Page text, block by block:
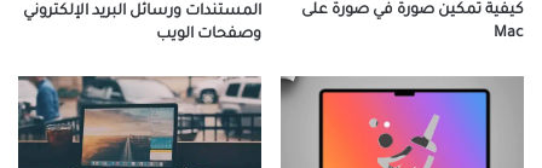
كيفية تمكين صورة في صورة على
Mac
المستندات ورسائل البريد الإلكتروني
وصفحات الويب